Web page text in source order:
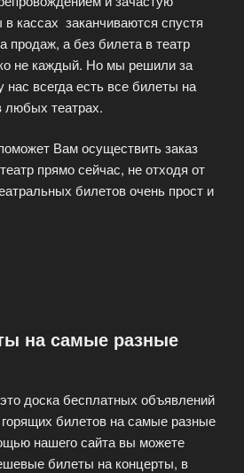
кассах заканчиваются спустя
продаж, а без билета в театр
не каждый. Но мы решили за
нас всегда есть все билеты на
любых театрах.
Вам осуществить заказ
прямо сейчас, не отходя от
билетов очень прост и
на самые разные
доска бесплатных объявлений
билетов на самые разные
нашего сайта вы можете
билеты на концерты, в